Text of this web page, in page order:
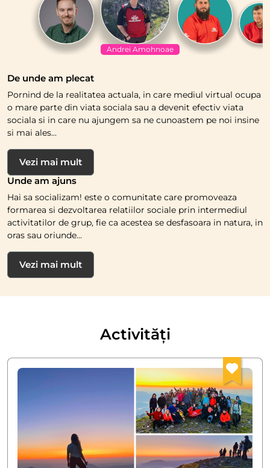
Andrei Amohnoae
De unde am plecat
Pornind de la realitatea actuala, in care mediul virtual ocupa
o mare parte din viata sociala sau a devenit efectiv viata
sociala si in care nu ajungem sa ne cunoastem pe noi insine
si mai ales...
Vezi mai mult
Unde am ajuns
Hai sa socializam! este o comunitate care promoveaza
formarea si dezvoltarea relatiilor sociale prin intermediul
activitatilor de grup, fie ca acestea se desfasoara in natura, in
oras sau oriunde...
Vezi mai mult
Activități